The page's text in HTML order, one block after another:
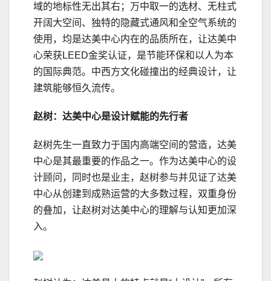
域的地标性无出其右；万中取一的选材、无柱式
开阔大空间、独特的隐藏式通风和全空气系统的
使用，均是达美中心内在的品质所在，让达美中
心荣获LEED金奖认证，是节能环保和以人为本
的国际典范。中西方文化碰撞出的经典设计，让
建筑能够恒久流传。
赵树：达美中心是设计赋能的先行者
赵树先生一直致力于国内高端空间的营造，达美
中心是其最重要的作品之一。作为达美中心的设
计顾问，同时也是业主，赵树参与并见证了达美
中心从创建到成熟运营的大多数过程，双重身份
的叠加，让赵树对达美中心的理解与认知更加深
入。